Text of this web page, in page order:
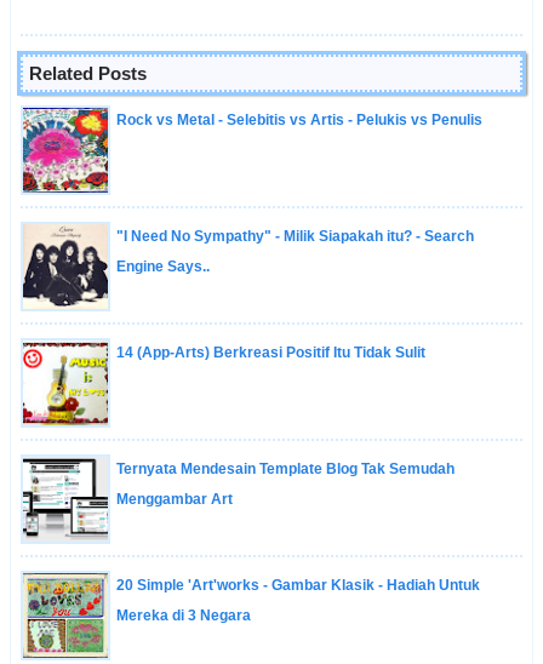
Related Posts
Rock vs Metal - Selebitis vs Artis - Pelukis vs Penulis
"I Need No Sympathy" - Milik Siapakah itu? - Search
Engine Says..
14 (App-Arts) Berkreasi Positif Itu Tidak Sulit
Ternyata Mendesain Template Blog Tak Semudah
Menggambar Art
20 Simple 'Art'works - Gambar Klasik - Hadiah Untuk
Mereka di 3 Negara